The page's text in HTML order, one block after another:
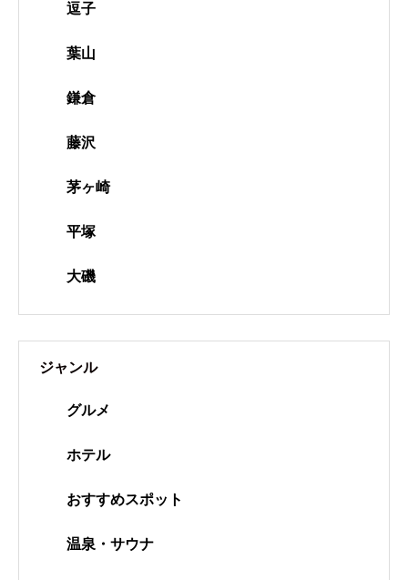
逗子
葉山
鎌倉
藤沢
茅ヶ崎
平塚
大磯
ジャンル
グルメ
ホテル
おすすめスポット
温泉・サウナ